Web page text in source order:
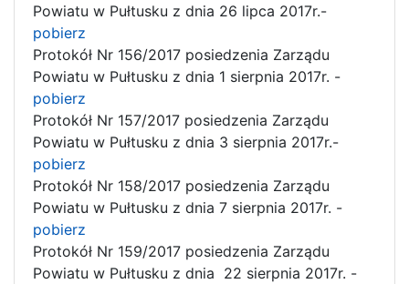
Powiatu w Pułtusku z dnia 26 lipca 2017r.-
pobierz
Protokół Nr 156/2017 posiedzenia Zarządu
Powiatu w Pułtusku z dnia 1 sierpnia 2017r. -
pobierz
Protokół Nr 157/2017 posiedzenia Zarządu
Powiatu w Pułtusku z dnia 3 sierpnia 2017r.-
pobierz
Protokół Nr 158/2017 posiedzenia Zarządu
Powiatu w Pułtusku z dnia 7 sierpnia 2017r. -
pobierz
Protokół Nr 159/2017 posiedzenia Zarządu
Powiatu w Pułtusku z dnia 22 sierpnia 2017r. -